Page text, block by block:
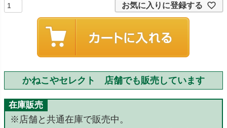
お気に入りに登録する
かねこやセレクト 店舗でも販売しています
在庫販売
※店舗と共通在庫で販売中。